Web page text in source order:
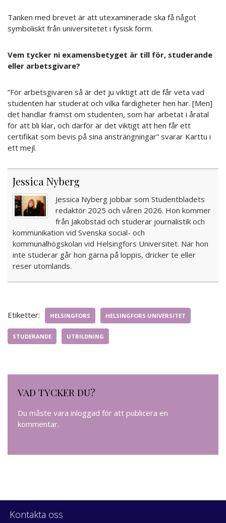
Tanken med brevet är att utexaminerade ska få något
symboliskt från universitetet i fysisk form.
Vem tycker ni examensbetyget är till för, studerande
eller arbetsgivare?
”För arbetsgivaren så är det ju viktigt att de får veta vad
studenten har studerat och vilka färdigheter hen har. [Men]
det handlar främst om studenten, som har arbetat i åratal
för att bli klar, och därför är det viktigt att hen får ett
certifikat som bevis på sina ansträngningar” svarar Karttu i
ett mejl.
Jessica Nyberg
Jessica Nyberg jobbar som Studentbladets
redaktör 2025 och våren 2026. Hon kommer
från Jakobstad och studerar journalistik och
kommunikation vid Svenska social- och
kommunalhögskolan vid Helsingfors Universitet. När hon
inte studerar går hon gärna på loppis, dricker te eller
reser utomlands.
Etiketter: HELSINGFORS HELSINGFORS UNIVERSITET
STUDERANDE UTBILDNING
VAD TYCKER DU?
Du måste vara inloggad för att publicera en
kommentar.
Kontakta oss